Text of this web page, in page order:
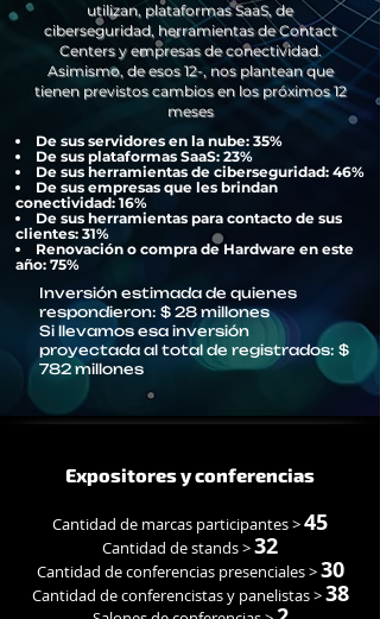
utilizan, plataformas SaaS, de
ciberseguridad, herramientas de Contact
Centers y empresas de conectividad.
Asimismo, de esos 12-, nos plantean que
tienen previstos cambios en los próximos 12
meses
De sus servidores en la nube: 35%
De sus plataformas SaaS: 23%
De sus herramientas de ciberseguridad: 46%
De sus empresas que les brindan
conectividad: 16%
De sus herramientas para contacto de sus
clientes: 31%
Renovación o compra de Hardware en este
año: 75%
Inversión estimada de quienes
respondieron: $ 28 millones
Si llevamos esa inversión
proyectada al total de registrados: $
782 millones
Expositores y conferencias
Cantidad de marcas participantes >45
Cantidad de stands >32
Cantidad de conferencias presenciales >30
Cantidad de conferencistas y panelistas >38